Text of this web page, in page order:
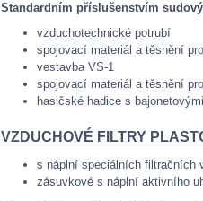
Standardním příslušenstvím
vzduchotechnické potrubí
spojovací materiál a těsnění
vestavba VS-1
spojovací materiál a těsnění
hasičské hadice s
VZDUCHOVÉ FILTRY
s náplní speciálních filtračních
zásuvkové s náplní aktivního